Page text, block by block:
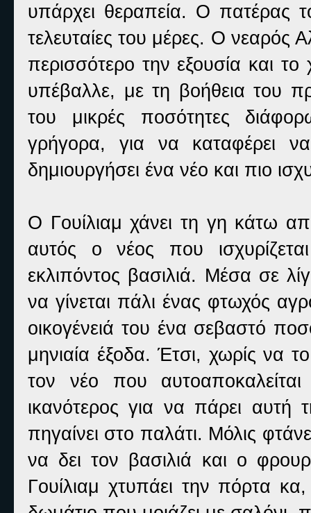
υπάρχει θεραπεία. Ο πατέρας
τελευταίες του μέρες. Ο νεαρός
περισσότερο την εξουσία και
υπέβαλλε, με τη βοήθεια του
του μικρές ποσότητες
γρήγορα, για να καταφέρει
δημιουργήσει ένα νέο και πιο
Ο Γουίλιαμ χάνει τη γη κάτω
αυτός ο νέος που
εκλιπόντος βασιλιά. Μέσα σε
να γίνεται πάλι ένας φτωχός
οικογένειά του ένα σεβαστό
μηνιαία έξοδα. Έτσι, χωρίς να
τον νέο που αυτοαποκαλείται
ικανότερος για να πάρει αυτή
πηγαίνει στο παλάτι. Μόλις
να δει τον βασιλιά και ο
Γουίλιαμ χτυπάει την πόρτα